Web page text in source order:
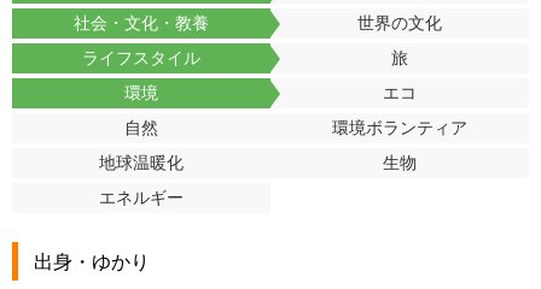
社会・文化・教養
世界の文化
ライフスタイル
旅
環境
エコ
自然
環境ボランティア
地球温暖化
生物
エネルギー
出身・ゆかり